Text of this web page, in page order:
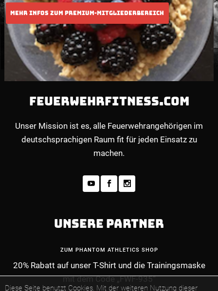
Diese Seite benutzt Cookies. Mit der weiteren Nutzung dieser
FEUERWEHRFITNESS.COM
Unser Mission ist es, alle Feuerwehrangehörigen im
deutschsprachigen Raum fit für jeden Einsatz zu
machen.
UNSERE PARTNER
ZUM PHANTOM ATHLETICS SHOP
20% Rabatt auf unser T-Shirt und die Trainingsmaske
mit dem Code „FWF-935“